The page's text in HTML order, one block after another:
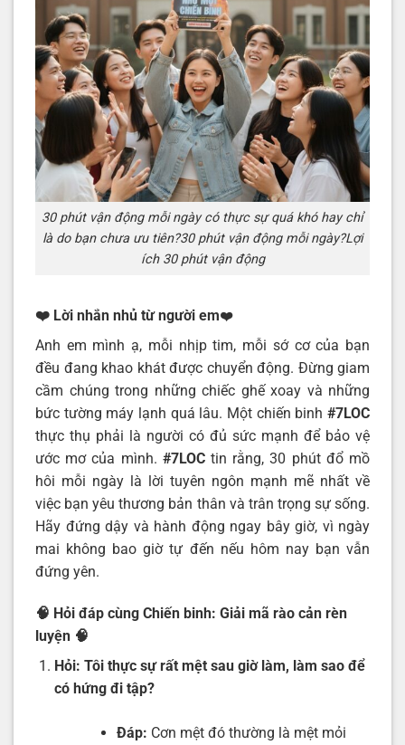
30 phút vận động mỗi ngày có thực sự quá khó hay chỉ
là do bạn chưa ưu tiên?30 phút vận động mỗi ngày?Lợi
ích 30 phút vận động
❤️ Lời nhắn nhủ từ người em❤️
Anh em mình ạ, mỗi nhịp tim, mỗi sớ cơ của bạn
đều đang khao khát được chuyển động. Đừng giam
cầm chúng trong những chiếc ghế xoay và những
bức tường máy lạnh quá lâu. Một chiến binh #7LOC
thực thụ phải là người có đủ sức mạnh để bảo vệ
ước mơ của mình. #7LOCtin rằng, 30 phút đổ mồ
hôi mỗi ngày là lời tuyên ngôn mạnh mẽ nhất về
việc bạn yêu thương bản thân và trân trọng sự sống.
Hãy đứng dậy và hành động ngay bây giờ, vì ngày
mai không bao giờ tự đến nếu hôm nay bạn vẫn
đứng yên.
🧠 Hỏi đáp cùng Chiến binh: Giải mã rào cản rèn
luyện 🧠
Hỏi: Tôi thực sự rất mệt sau giờ làm, làm sao để
có hứng đi tập?
Đáp: Cơn mệt đó thường là mệt mỏi